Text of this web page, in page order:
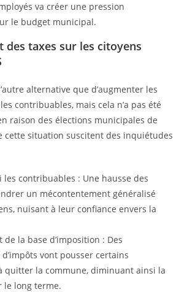
va créer une pression
le budget municipal.
des taxes sur les citoyens
alternative que d’augmenter les
contribuables, mais cela n’a pas été
raison des élections municipales de
cette situation suscitent des inquiétudes
contribuables : Une hausse des
un mécontentement généralisé
nuisant à leur confiance envers la
la base d’imposition : Des
vont pousser certains
quitter la commune, diminuant ainsi la
le long terme.